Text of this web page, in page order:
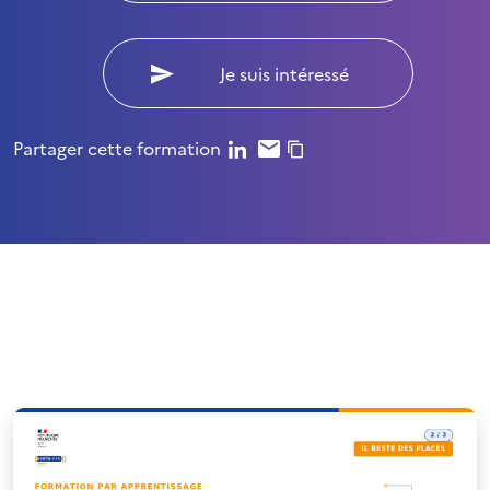
Je suis intéressé
Partager cette formation